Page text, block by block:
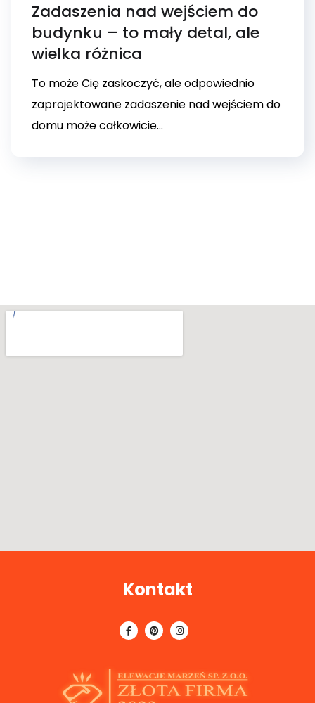
Zadaszenia nad wejściem do
budynku – to mały detal, ale
wielka różnica
To może Cię zaskoczyć, ale odpowiednio
zaprojektowane zadaszenie nad wejściem do
domu może całkowicie...
Kontakt